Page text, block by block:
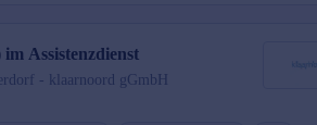
Assistenzdienst
- klaarnoord gGmbH